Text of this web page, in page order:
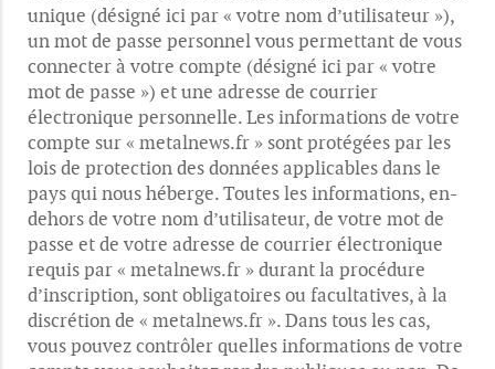
unique (désigné ici par « votre nom d’utilisateur »),
un mot de passe personnel vous permettant de vous
connecter à votre compte (désigné ici par « votre
mot de passe ») et une adresse de courrier
électronique personnelle. Les informations de votre
compte sur « metalnews.fr » sont protégées par les
lois de protection des données applicables dans le
pays qui nous héberge. Toutes les informations, en-
dehors de votre nom d’utilisateur, de votre mot de
passe et de votre adresse de courrier électronique
requis par « metalnews.fr » durant la procédure
d’inscription, sont obligatoires ou facultatives, à la
discrétion de « metalnews.fr ». Dans tous les cas,
vous pouvez contrôler quelles informations de votre